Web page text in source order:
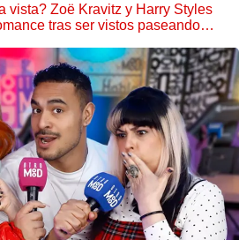
vista? Zoë Kravitz y Harry Styles
tras ser vistos paseando